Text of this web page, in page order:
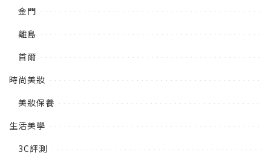
金門
離島
首爾
時尚美妝
美妝保養
生活美學
3C評測